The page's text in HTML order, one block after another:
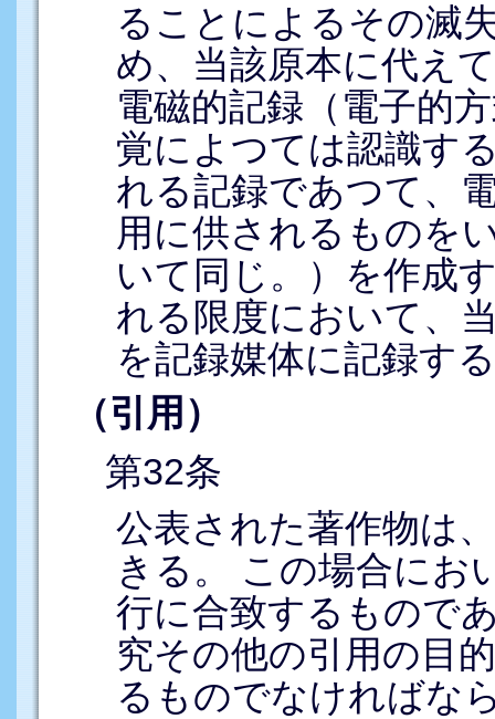
ることによるその滅
め、当該原本に代え
電磁的記録（電子的
覚によつては認識す
れる記録であつて、
用に供されるものを
いて同じ。）を作成
れる限度において、
を記録媒体に記録す
（引用）
第32条
公表された著作物は
きる。 この場合にお
行に合致するもので
究その他の引用の目
るものでなければな